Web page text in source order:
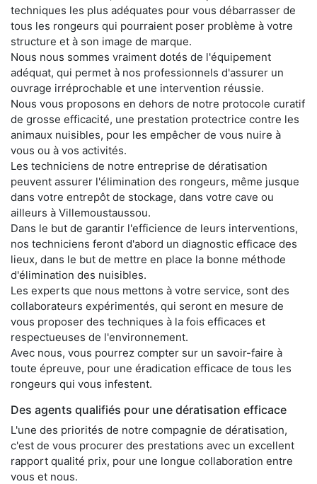
techniques les plus adéquates pour vous débarrasser de
tous les rongeurs qui pourraient poser problème à votre
structure et à son image de marque.
Nous nous sommes vraiment dotés de l'équipement
adéquat, qui permet à nos professionnels d'assurer un
ouvrage irréprochable et une intervention réussie.
Nous vous proposons en dehors de notre protocole curatif
de grosse efficacité, une prestation protectrice contre les
animaux nuisibles, pour les empêcher de vous nuire à
vous ou à vos activités.
Les techniciens de notre entreprise de dératisation
peuvent assurer l'élimination des rongeurs, même jusque
dans votre entrepôt de stockage, dans votre cave ou
ailleurs à Villemoustaussou.
Dans le but de garantir l'efficience de leurs interventions,
nos techniciens feront d'abord un diagnostic efficace des
lieux, dans le but de mettre en place la bonne méthode
d'élimination des nuisibles.
Les experts que nous mettons à votre service, sont des
collaborateurs expérimentés, qui seront en mesure de
vous proposer des techniques à la fois efficaces et
respectueuses de l'environnement.
Avec nous, vous pourrez compter sur un savoir-faire à
toute épreuve, pour une éradication efficace de tous les
rongeurs qui vous infestent.
Des agents qualifiés pour une dératisation efficace
L'une des priorités de notre compagnie de dératisation,
c'est de vous procurer des prestations avec un excellent
rapport qualité prix, pour une longue collaboration entre
vous et nous.